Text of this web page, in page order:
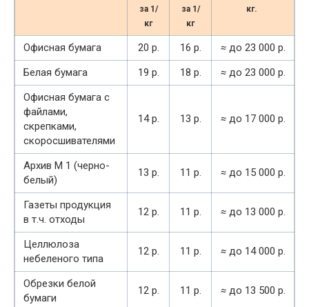
за 1/
кг
за 1/
кг
кг.
Офисная бумага 20 р. 16 р. ≈ до 23 000 р.
Белая бумага
19 р. 18 р. ≈ до 23 000 р.
Офисная бумага с
файлами,
скрепками,
скоросшивателями
14 р. 13 р. ≈ до 17 000 р.
Архив М 1 (черно-
белый)
13 р. 11 р. ≈ до 15 000 р.
Газеты продукция
в т.ч. отходы
12 р. 11 р. ≈ до 13 000 р.
Целлюлоза
небеленого типа
12 р. 11 р. ≈ до 14 000 р.
Обрезки белой
бумаги
12 р. 11 р. ≈ до 13 500 р.